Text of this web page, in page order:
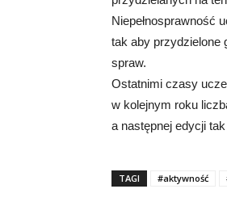
Niepełnosprawność
tak aby przydzielone
spraw.
Ostatnimi czasy
w kolejnym roku
a następnej edycji
TAGI #aktywność